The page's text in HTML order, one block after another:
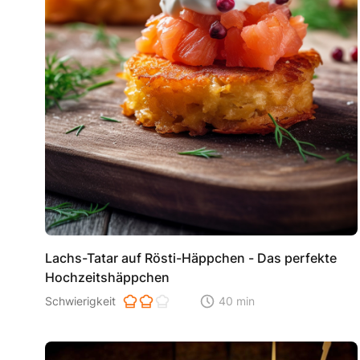
Lachs-Tatar auf Rösti-Häppchen - Das perfekte
Hochzeitshäppchen
Schwierigkeit der Zubereitung. 1 ist einfach 2 ist mittel 3
Schwierigkeit Zeitaufwand der der
40 min